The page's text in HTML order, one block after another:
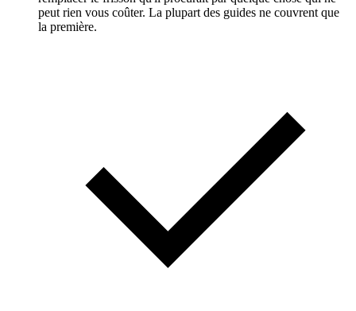
peut rien vous coûter. La plupart des guides ne couvrent que
la première.